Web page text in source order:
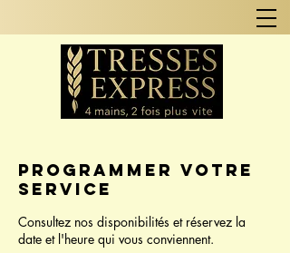
Programmer votre
service
Consultez nos disponibilités et réservez la
date et l'heure qui vous conviennent.